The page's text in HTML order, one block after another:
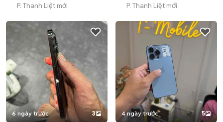
P. Thanh Liệt mới
P. Thanh Liệt mới
6 ngày trước 3 4 ngày trước 5